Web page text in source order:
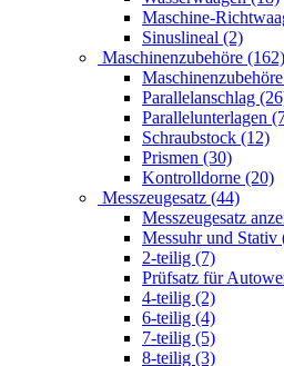
Maschine-
Sinuslineal (2)
Maschinenzubehöre (162)
Parallelanschlag
Parallelunterlagen
Schraubstock (12)
Prismen (30)
Kontrolldorne (20)
Messzeugesatz (44)
Messzeugesatz
Messuhr und Stativ
2-teilig (7)
Prüfsatz für
4-teilig (2)
6-teilig (4)
7-teilig (5)
8-teilig (3)